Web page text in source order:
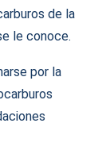
de la
le conoce.
por la